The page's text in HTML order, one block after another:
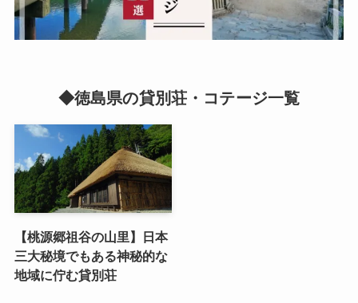
◆徳島県の貸別荘・コテージ一覧
【桃源郷祖谷の山里】日本
三大秘境でもある神秘的な
地域に佇む貸別荘